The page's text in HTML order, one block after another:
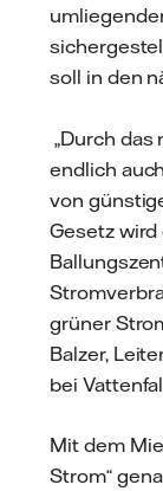
soll in den
„Durch
endlich
von
Gesetz wird
grüner
Balzer,
bei
Mit dem
Strom“